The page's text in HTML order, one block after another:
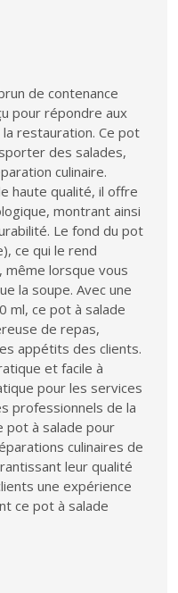
de contenance
pour répondre aux
restauration. Ce pot
des salades,
culinaire.
haute qualité, il offre
montrant ainsi
Le fond du pot
ce qui le rend
lorsque vous
la soupe. Avec une
ml, ce pot à salade
de repas,
appétits des clients.
et facile à
pour les services
professionnels de la
pot à salade pour
culinaires de
leur qualité
une expérience
ce pot à salade